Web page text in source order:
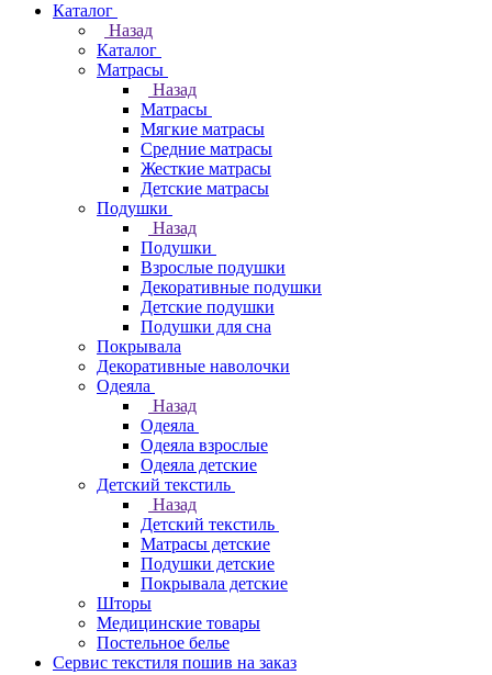
Каталог
Назад
Каталог
Матрасы
Назад
Матрасы
Мягкие матрасы
Средние матрасы
Жесткие матрасы
Детские матрасы
Подушки
Назад
Подушки
Взрослые подушки
Декоративные подушки
Детские подушки
Подушки для сна
Покрывала
Декоративные наволочки
Одеяла
Назад
Одеяла
Одеяла взрослые
Одеяла детские
Детский текстиль
Назад
Детский текстиль
Матрасы детские
Подушки детские
Покрывала детские
Шторы
Медицинские товары
Постельное белье
Сервис текстиля пошив на заказ